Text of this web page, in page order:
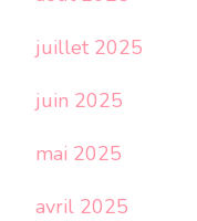
juillet 2025
juin 2025
mai 2025
avril 2025